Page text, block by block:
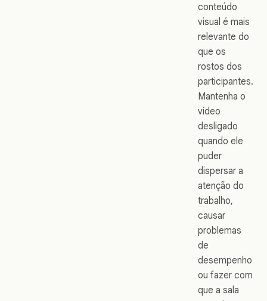
conteúdo
visual é mais
relevante do
que os
rostos dos
participantes.
Mantenha o
vídeo
desligado
quando ele
puder
dispersar a
atenção do
trabalho,
causar
problemas
de
desempenho
ou fazer com
que a sala